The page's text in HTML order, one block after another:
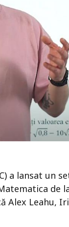
a lansat un
de
Leahu,